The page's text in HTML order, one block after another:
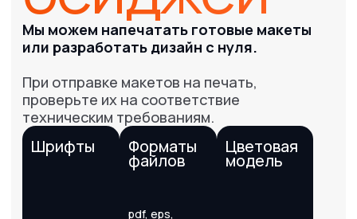
Связатьсяс нами
Услуги
Полиграфия
Сувенирная продукция
Таблички и вывески
Бумажные пакеты
Широкоформатная печать
Рекламные конструкции